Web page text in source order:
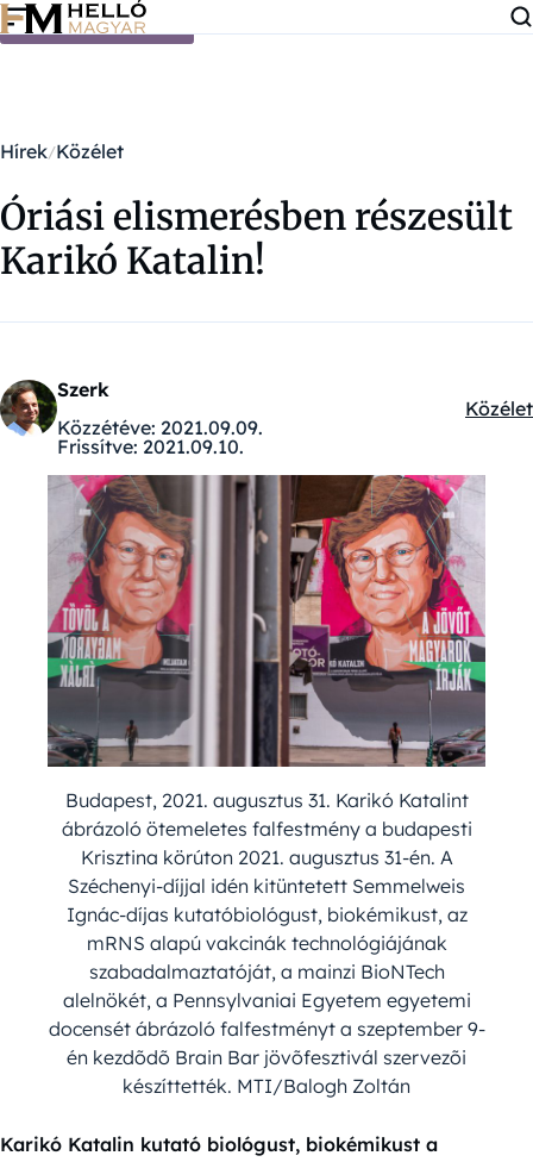
Ugrás a tartalomra
Hírek Közélet
Óriási elismerésben részesült
Karikó Katalin!
Szerk
Közzétéve: 2021.09.09.
Frissítve: 2021.09.10.
Közélet
Budapest, 2021. augusztus 31. Karikó Katalint
ábrázoló ötemeletes falfestmény a budapesti
Krisztina körúton 2021. augusztus 31-én. A
Széchenyi-díjjal idén kitüntetett Semmelweis
Ignác-díjas kutatóbiológust, biokémikust, az
mRNS alapú vakcinák technológiájának
szabadalmaztatóját, a mainzi BioNTech
alelnökét, a Pennsylvaniai Egyetem egyetemi
docensét ábrázoló falfestményt a szeptember 9-
én kezdõdõ Brain Bar jövõfesztivál szervezõi
készíttették. MTI/Balogh Zoltán
Karikó Katalin kutató biológust, biokémikust a